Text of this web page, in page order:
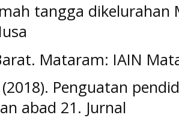
tangga dikelurahan
Mataram: IAIN
Penguatan
abad 21. Jurnal